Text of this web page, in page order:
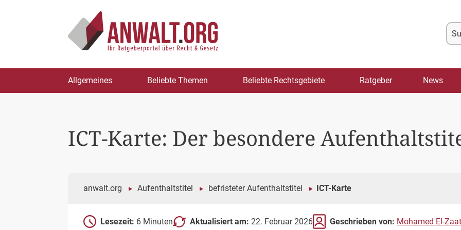
springen
Allgemeines Beliebte Themen Beliebte Rechtsgebiete Ratgeber News
ICT-Karte: Der besondere
anwalt.org Aufenthaltstitel befristeter Aufenthaltstitel ICT-Karte
Lesezeit: 6 Minuten Aktualisiert am: 22. Februar 2026 Geschrieben von: Mohamed El-